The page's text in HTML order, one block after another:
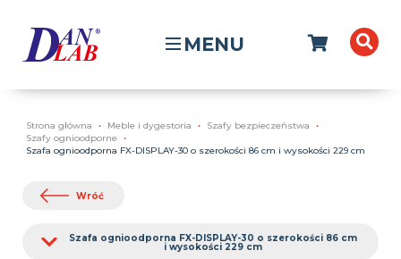
MENU
Strona główna Meble i dygestoria
Szafy bezpieczeństwa
Szafy ognioodporne
Szafa ognioodporna FX-DISPLAY-30 o szerokości 86 cm i wysokości 229 cm
Wróć
Szafa ognioodporna FX-DISPLAY-30 o szerokości 86 cm
i wysokości 229 cm